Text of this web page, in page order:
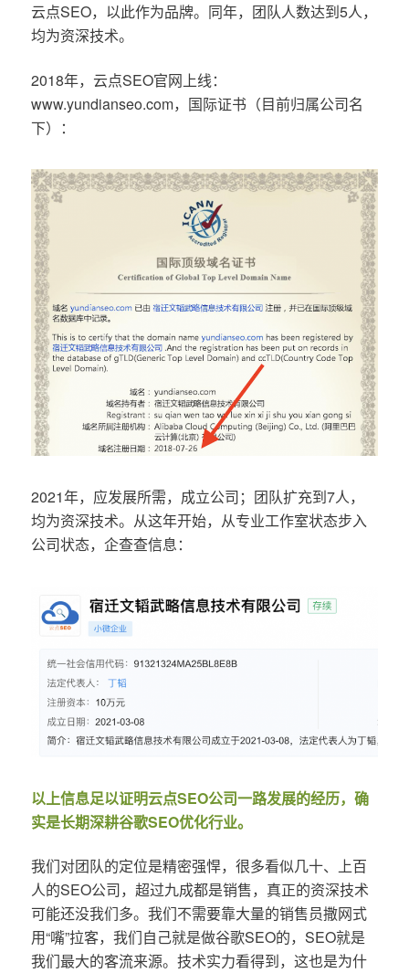
云点SEO，以此作为品牌。同年，团队人数达到5人，
均为资深技术。
2018年，云点SEO官网上线：
www.yundianseo.com，国际证书（目前归属公司名
下）：
2021年，应发展所需，成立公司；团队扩充到7人，
均为资深技术。从这年开始，从专业工作室状态步入
公司状态，企查查信息：
以上信息足以证明云点SEO公司一路发展的经历，确
实是长期深耕谷歌SEO优化行业。
我们对团队的定位是精密强悍，很多看似几十、上百
人的SEO公司，超过九成都是销售，真正的资深技术
可能还没我们多。我们不需要靠大量的销售员撒网式
用“嘴”拉客，我们自己就是做谷歌SEO的，SEO就是
我们最大的客流来源。技术实力看得到，这也是为什